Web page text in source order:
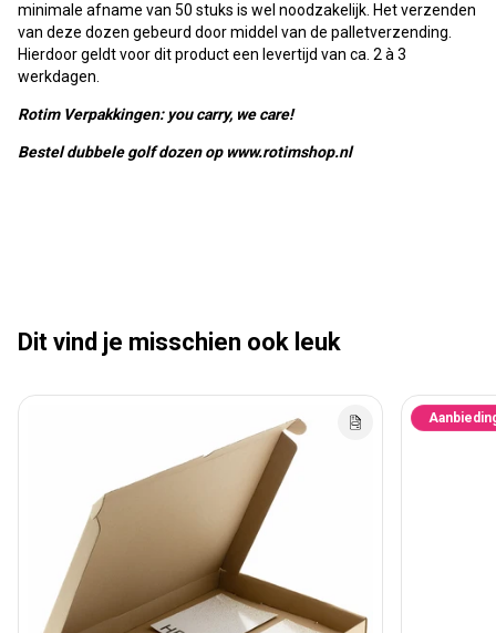
minimale afname van 50 stuks is wel noodzakelijk. Het verzenden
van deze dozen gebeurd door middel van de palletverzending.
Hierdoor geldt voor dit product een levertijd van ca. 2 à 3
werkdagen.
Rotim Verpakkingen: you carry, we care!
Bestel dubbele golf dozen op www.rotimshop.nl
Dit vind je misschien ook leuk